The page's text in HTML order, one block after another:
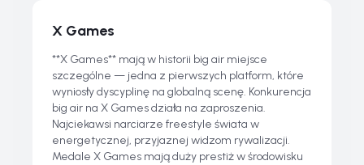
X Games
**X Games** mają w historii big air miejsce
szczególne — jedna z pierwszych platform, które
wyniosły dyscyplinę na globalną scenę. Konkurencja
big air na X Games działa na zaproszenia.
Najciekawsi narciarze freestyle świata w
energetycznej, przyjaznej widzom rywalizacji.
Medale X Games mają duży prestiż w środowisku